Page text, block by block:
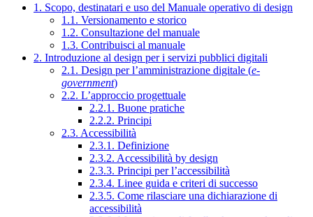
1. Scopo, destinatari e uso del Manuale operativo di design
1.1. Versionamento e storico
1.2. Consultazione del manuale
1.3. Contribuisci al manuale
2. Introduzione al design per i servizi pubblici digitali
2.1. Design per l’amministrazione digitale (e-
government)
2.2. L’approccio progettuale
2.2.1. Buone pratiche
2.2.2. Principi
2.3. Accessibilità
2.3.1. Definizione
2.3.2. Accessibilità by design
2.3.3. Principi per l’accessibilità
2.3.4. Linee guida e criteri di successo
2.3.5. Come rilasciare una dichiarazione di
accessibilità